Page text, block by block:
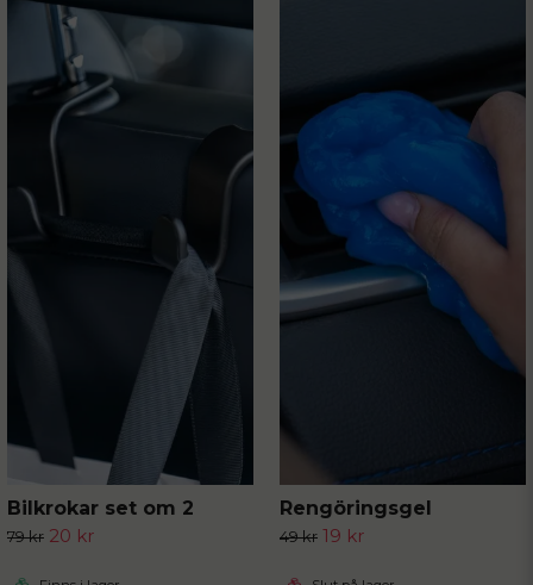
Bilkrokar set om 2
79 kr 20 kr
Rengöringsgel
49 kr 19 kr